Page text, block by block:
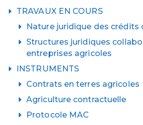
TRAVAUX EN COURS
Nature juridique des crédits
Structures juridiques
entreprises agricoles
INSTRUMENTS
Contrats en terres agricoles
Agriculture contractuelle
Protocole MAC